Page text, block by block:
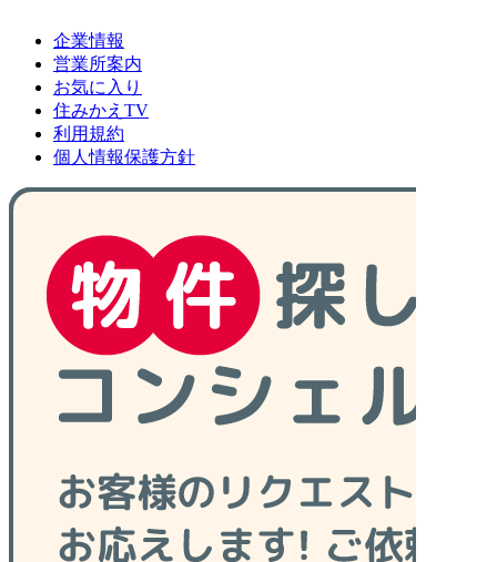
企業情報
営業所案内
お気に入り
住みかえTV
利用規約
個人情報保護方針